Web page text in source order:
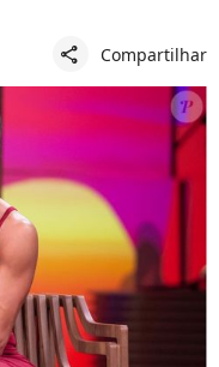
share Compartilhar